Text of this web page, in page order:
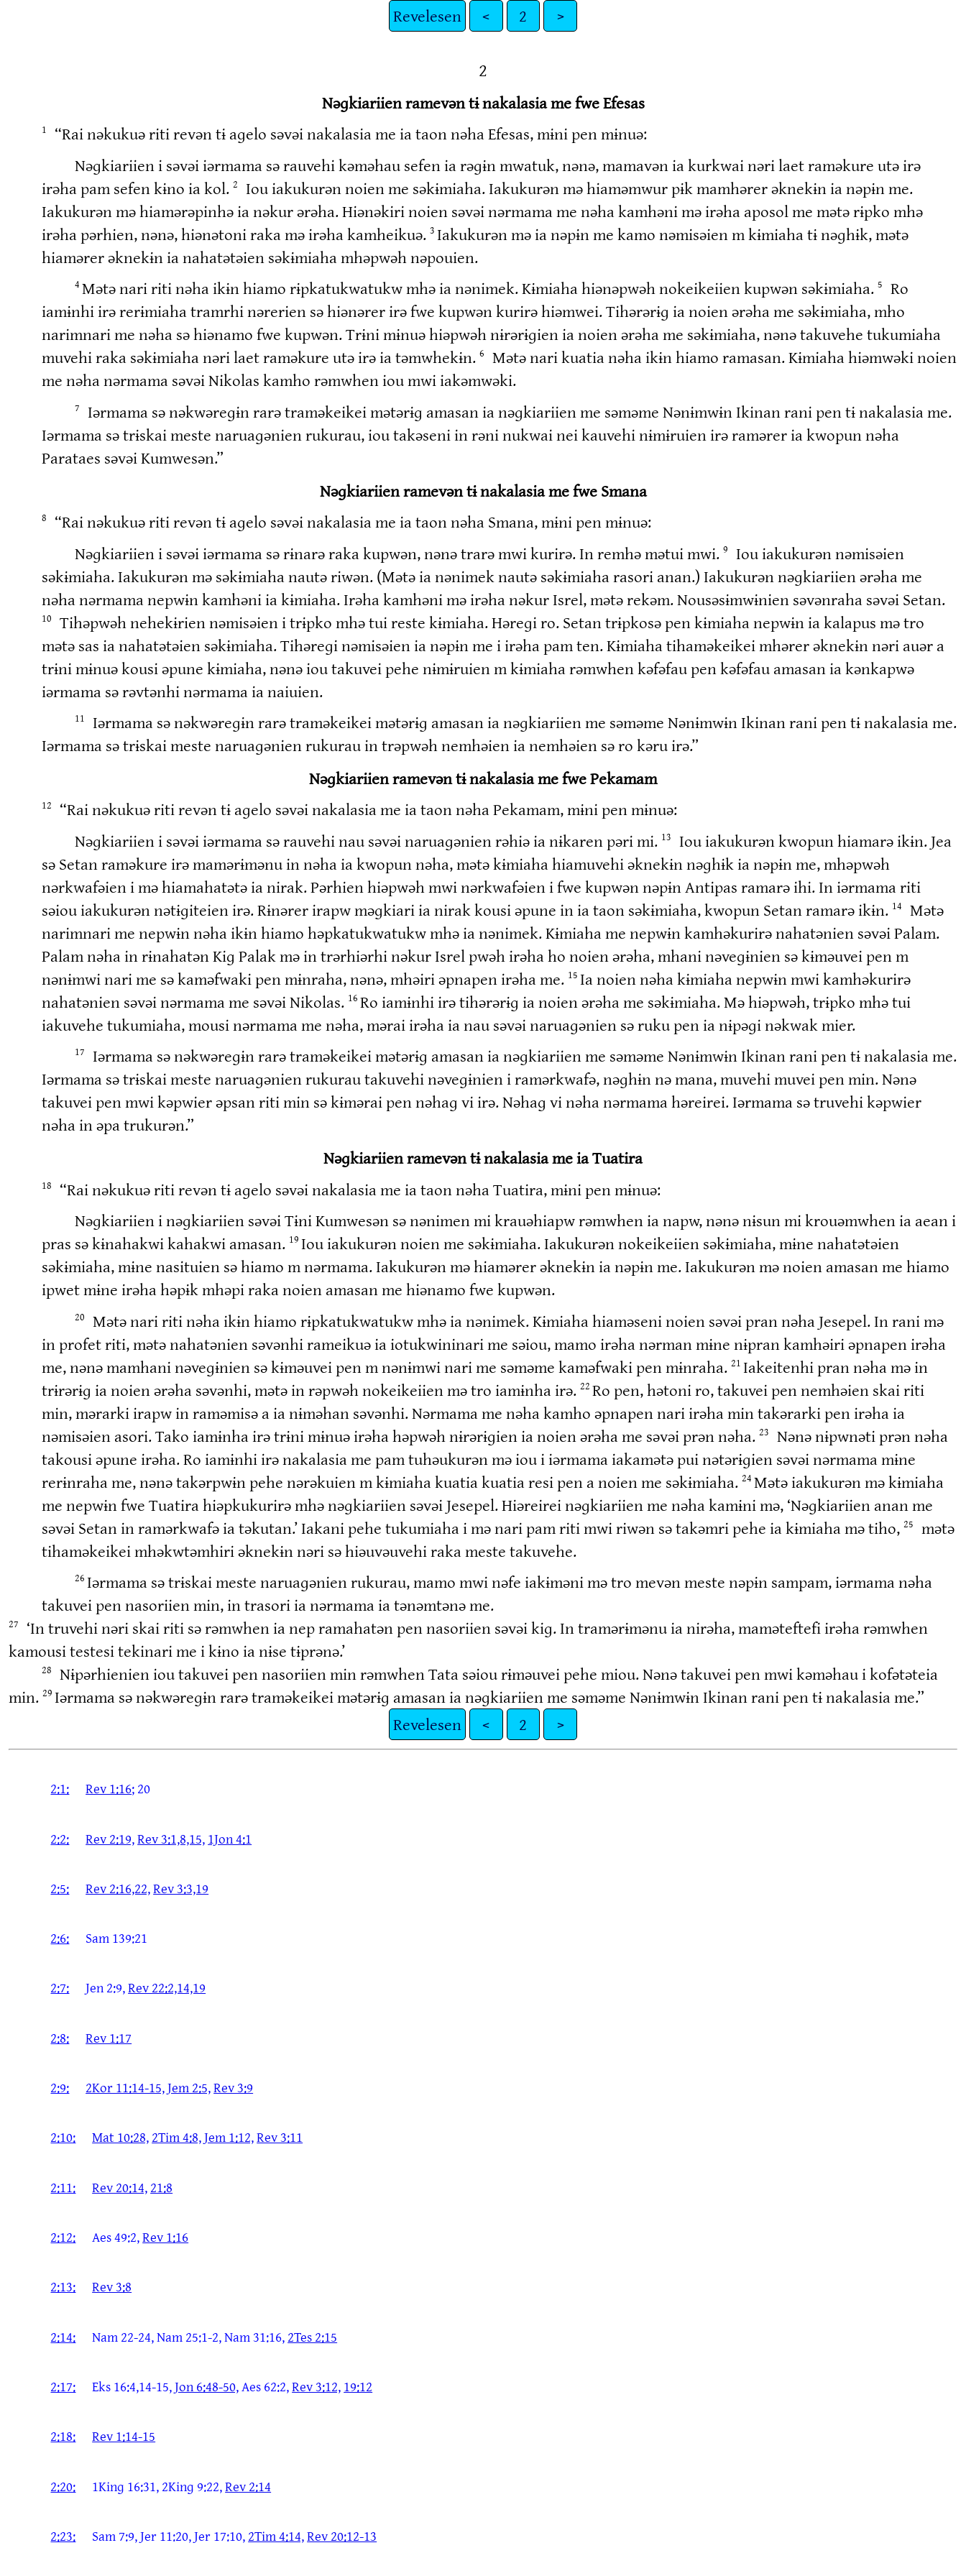
Revelesen < 2 >
2
Nəɡkiariien ramevən tɨ nakalasia me fwe Efesas
1
“Rai nəkukuə riti revən tɨ aɡelo səvəi nakalasia me ia taon nəha Efesas, mɨni pen mɨnuə:
Nəɡkiariien i səvəi iərmama sə rauvehi kəməhau sefen ia rəɡɨn mwatuk, nənə, mamavən ia kurkwai nəri laet raməkure utə irə
irəha pam sefen kɨno ia kol. 2
Iou iakukurən noien me səkɨmiaha. Iakukurən mə hiaməmwur pɨk mamhərer əknekɨn ia nəpɨn me.
Iakukurən mə hiamərəpinhə ia nəkur ərəha. Hiənəkiri noien səvəi nərmama me nəha kamhəni mə irəha aposol me mətə rɨpko mhə
irəha pərhien, nənə, hiənətoni raka mə irəha kamheikuə. 3 Iakukurən mə ia nəpɨn me kamo nəmisəien m kɨmiaha tɨ nəɡhɨk, mətə
hiamərer əknekɨn ia nahatətəien səkɨmiaha mhəpwəh nəpouien.
4 Mətə nari riti nəha ikɨn hiamo rɨpkatukwatukw mhə ia nənimek. Kɨmiaha hiənəpwəh nokeikeiien kupwən səkɨmiaha. 5
Ro
iamɨnhi irə rerɨmiaha tramrhi nərerien sə hiənərer irə fwe kupwən kurirə hiəmwei. Tihərərɨɡ ia noien ərəha me səkɨmiaha, mho
narimnari me nəha sə hiənamo fwe kupwən. Trɨni mɨnuə hiəpwəh nɨrərɨɡien ia noien ərəha me səkɨmiaha, nənə takuvehe tukumiaha
muvehi raka səkɨmiaha nəri laet raməkure utə irə ia təmwhekɨn. 6
Mətə nari kuatia nəha ikɨn hiamo ramasan. Kɨmiaha hiəmwəki noien
me nəha nərmama səvəi Nikolas kamho rəmwhen iou mwi iakəmwəki.
7
Iərmama sə nəkwəreɡɨn rarə traməkeikei mətərɨɡ amasan ia nəɡkiariien me səməme Nənɨmwɨn Ikinan rani pen tɨ nakalasia me.
Iərmama sə trɨskai meste naruaɡənien rukurau, iou takəseni in rəni nukwai nei kauvehi nɨmɨruien irə ramərer ia kwopun nəha
Parataes səvəi Kumwesən.”
Nəɡkiariien ramevən tɨ nakalasia me fwe Smana
8
“Rai nəkukuə riti revən tɨ aɡelo səvəi nakalasia me ia taon nəha Smana, mɨni pen mɨnuə:
Nəɡkiariien i səvəi iərmama sə rɨnarə raka kupwən, nənə trarə mwi kurirə. In remhə mətui mwi. 9
Iou iakukurən nəmisəien
səkɨmiaha. Iakukurən mə səkɨmiaha nautə riwən. (Mətə ia nənimek nautə səkɨmiaha rasori anan.) Iakukurən nəɡkiariien ərəha me
nəha nərmama nepwɨn kamhəni ia kɨmiaha. Irəha kamhəni mə irəha nəkur Isrel, mətə rekəm. Nousəsɨmwɨnien səvənraha səvəi Setan.
10
Tihəpwəh nehekɨrien nəmisəien i trɨpko mhə tui reste kɨmiaha. Həreɡi ro. Setan trɨpkosə pen kɨmiaha nepwɨn ia kalapus mə tro
mətə sas ia nahatətəien səkɨmiaha. Tihəreɡi nəmisəien ia nəpɨn me i irəha pam ten. Kɨmiaha tihaməkeikei mhərer əknekɨn nəri auər a
trɨni mɨnuə kousi əpune kɨmiaha, nənə iou takuvei pehe nɨmɨruien m kɨmiaha rəmwhen kəfəfau pen kəfəfau amasan ia kənkapwə
iərmama sə rəvtənhi nərmama ia naiuien.
11
Iərmama sə nəkwəreɡɨn rarə traməkeikei mətərɨɡ amasan ia nəɡkiariien me səməme Nənɨmwɨn Ikinan rani pen tɨ nakalasia me.
Iərmama sə trɨskai meste naruaɡənien rukurau in trəpwəh nemhəien ia nemhəien sə ro kəru irə.”
Nəɡkiariien ramevən tɨ nakalasia me fwe Pekamam
12
“Rai nəkukuə riti revən tɨ aɡelo səvəi nakalasia me ia taon nəha Pekamam, mɨni pen mɨnuə:
Nəɡkiariien i səvəi iərmama sə rauvehi nau səvəi naruaɡənien rəhiə ia nɨkaren pəri mi. 13
Iou iakukurən kwopun hiamarə ikɨn. Jea
sə Setan raməkure irə mamərɨmənu in nəha ia kwopun nəha, mətə kɨmiaha hiamuvehi əknekɨn nəɡhɨk ia nəpɨn me, mhəpwəh
nərkwafəien i mə hiamahatətə ia nirak. Pərhien hiəpwəh mwi nərkwafəien i fwe kupwən nəpɨn Antipas ramarə ihi. In iərmama riti
səiou iakukurən nətɨɡiteien irə. Rɨnərer irapw məɡkiari ia nirak kousi əpune in ia taon səkɨmiaha, kwopun Setan ramarə ikɨn. 14
Mətə
narimnari me nepwɨn nəha ikɨn hiamo həpkatukwatukw mhə ia nənimek. Kɨmiaha me nepwɨn kamhəkurirə nahatənien səvəi Palam.
Palam nəha in rɨnahatən Kiɡ Palak mə in trərhiərhi nəkur Isrel pwəh irəha ho noien ərəha, mhani nəveɡɨnien sə kɨməuvei pen m
nənɨmwi nari me sə kaməfwaki pen mɨnraha, nənə, mhəiri əpnapen irəha me. 15 Ia noien nəha kɨmiaha nepwɨn mwi kamhəkurirə
nahatənien səvəi nərmama me səvəi Nikolas. 16 Ro iamɨnhi irə tihərərɨɡ ia noien ərəha me səkɨmiaha. Mə hiəpwəh, trɨpko mhə tui
iakuvehe tukumiaha, mousi nərmama me nəha, mərai irəha ia nau səvəi naruaɡənien sə ruku pen ia nɨpəɡi nəkwak mier.
17
Iərmama sə nəkwəreɡɨn rarə traməkeikei mətərɨɡ amasan ia nəɡkiariien me səməme Nənɨmwɨn Ikinan rani pen tɨ nakalasia me.
Iərmama sə trɨskai meste naruaɡənien rukurau takuvehi nəveɡɨnien i ramərkwafə, nəɡhɨn nə mana, muvehi muvei pen min. Nənə
takuvei pen mwi kəpwier əpsan riti min sə kɨmərai pen nəhaɡ vi irə. Nəhaɡ vi nəha nərmama həreirei. Iərmama sə truvehi kəpwier
nəha in əpa trukurən.”
Nəɡkiariien ramevən tɨ nakalasia me ia Tuatira
18
“Rai nəkukuə riti revən tɨ aɡelo səvəi nakalasia me ia taon nəha Tuatira, mɨni pen mɨnuə:
Nəɡkiariien i nəɡkiariien səvəi Tɨni Kumwesən sə nənimen mi krauəhiapw rəmwhen ia napw, nənə nɨsun mi krouəmwhen ia aean i
pras sə kɨnahakwi kahakwi amasan. 19 Iou iakukurən noien me səkɨmiaha. Iakukurən nokeikeiien səkɨmiaha, mɨne nahatətəien
səkɨmiaha, mɨne nasituien sə hiamo m nərmama. Iakukurən mə hiamərer əknekɨn ia nəpɨn me. Iakukurən mə noien amasan me hiamo
ipwet mɨne irəha həpɨk mhəpi raka noien amasan me hiənamo fwe kupwən.
20
Mətə nari riti nəha ikɨn hiamo rɨpkatukwatukw mhə ia nənimek. Kɨmiaha hiaməseni noien səvəi pran nəha Jesepel. In rani mə
in profet riti, mətə nahatənien səvənhi rameikuə ia iotukwininari me səiou, mamo irəha nərman mɨne nɨpran kamhəiri əpnapen irəha
me, nənə mamhani nəveɡɨnien sə kɨməuvei pen m nənɨmwi nari me səməme kaməfwaki pen mɨnraha. 21 Iakeitenhi pran nəha mə in
trɨrərɨɡ ia noien ərəha səvənhi, mətə in rəpwəh nokeikeiien mə tro iamɨnha irə. 22 Ro pen, hətoni ro, takuvei pen nemhəien skai riti
min, mərarki irapw in raməmisə a ia nɨməhan səvənhi. Nərmama me nəha kamho əpnapen nari irəha min takərarki pen irəha ia
nəmisəien asori. Tako iamɨnha irə trɨni mɨnuə irəha həpwəh nɨrərɨɡien ia noien ərəha me səvəi prən nəha. 23
Nənə nɨpwnəti prən nəha
takousi əpune irəha. Ro iamɨnhi irə nakalasia me pam tuhəukurən mə iou i iərmama iakamətə pui nətərɨɡien səvəi nərmama mɨne
rerɨnraha me, nənə takərpwɨn pehe nərəkuien m kɨmiaha kuatia kuatia resi pen a noien me səkɨmiaha. 24 Mətə iakukurən mə kɨmiaha
me nepwɨn fwe Tuatira hiəpkukurirə mhə nəɡkiariien səvəi Jesepel. Hiəreirei nəɡkiariien me nəha kamɨni mə, ‘Nəɡkiariien anan me
səvəi Setan in ramərkwafə ia təkutan.’ Iakani pehe tukumiaha i mə nari pam riti mwi riwən sə takəmri pehe ia kɨmiaha mə tiho, 25
mətə
tihaməkeikei mhəkwtəmhiri əknekɨn nəri sə hiəuvəuvehi raka meste takuvehe.
26 Iərmama sə trɨskai meste naruaɡənien rukurau, mamo mwi nəfe iakɨməni mə tro mevən meste nəpɨn sampam, iərmama nəha
takuvei pen nasoriien min, in trasori ia nərmama ia tənəmtənə me.
27
‘In truvehi nəri skai riti sə rəmwhen ia nep ramahatən pen nasoriien səvəi kiɡ. In tramərɨmənu ia nirəha, maməteftefi irəha rəmwhen
kamousi testesi tekinari me i kɨno ia nɨse tɨprənə.’
28
Nɨpərhienien iou takuvei pen nasoriien min rəmwhen Tata səiou rɨməuvei pehe miou. Nənə takuvei pen mwi kəməhau i kofətəteia
min. 29 Iərmama sə nəkwəreɡɨn rarə traməkeikei mətərɨɡ amasan ia nəɡkiariien me səməme Nənɨmwɨn Ikinan rani pen tɨ nakalasia me.”
Revelesen
< 2 >
2:1: Rev 1:16; 20
2:2: Rev 2:19,Rev 3:1,8,15,1Jon 4:1
2:5: Rev 2:16,22,Rev 3:3,19
2:6: Sam 139:21
2:7: Jen 2:9,Rev 22:2,14,19
2:8: Rev 1:17
2:9: 2Kor 11:14-15,Jem 2:5,Rev 3:9
2:10: Mat 10:28,2Tim 4:8,Jem 1:12,Rev 3:11
2:11: Rev 20:14,21:8
2:12: Aes 49:2,Rev 1:16
2:13: Rev 3:8
2:14: Nam 22-24, Nam 25:1-2, Nam 31:16,2Tes 2:15
2:17: Eks 16:4,14-15,Jon 6:48-50,Aes 62:2,Rev 3:12,19:12
2:18: Rev 1:14-15
2:20: 1Kinɡ 16:31, 2Kinɡ 9:22,Rev 2:14
2:23: Sam 7:9, Jer 11:20, Jer 17:10,2Tim 4:14,Rev 20:12-13